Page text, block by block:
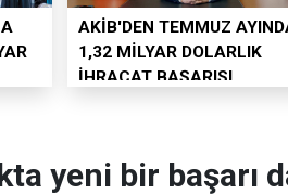
AKİB'DEN TEMMUZ
1,32 MİLYAR DOLARLIK
İHRACAT BAŞARISI
yeni bir başarı